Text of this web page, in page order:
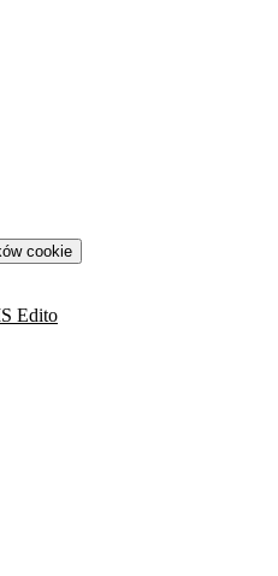
cookie
Edito